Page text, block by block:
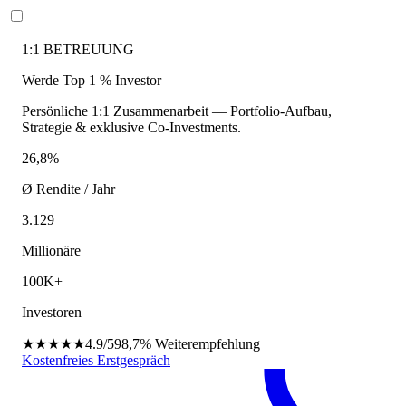
1:1 BETREUUNG
Werde Top 1 % Investor
Persönliche 1:1 Zusammenarbeit — Portfolio-Aufbau,
Strategie & exklusive Co-Investments.
26,8%
Ø Rendite / Jahr
3.129
Millionäre
100K+
Investoren
★★★★★4.9/598,7% Weiterempfehlung
Kostenfreies Erstgespräch